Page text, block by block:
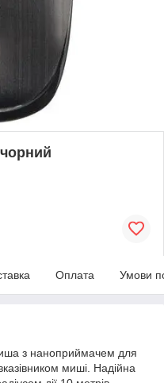
Оплата Умови
з наноприймачем для
миші. Надійна